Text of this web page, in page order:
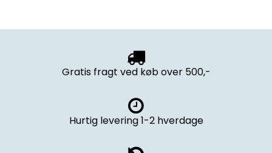
Gratis fragt ved køb over 500,-
Hurtig levering 1-2 hverdage